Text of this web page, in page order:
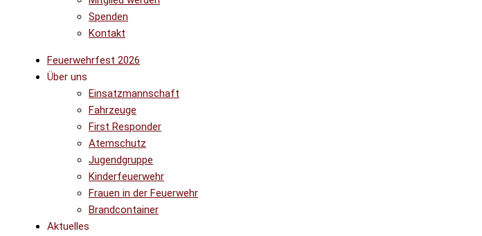
Spenden
Kontakt
Feuerwehrfest 2026
Über uns
Einsatzmannschaft
Fahrzeuge
First Responder
Atemschutz
Jugendgruppe
Kinderfeuerwehr
Frauen in der Feuerwehr
Brandcontainer
Aktuelles